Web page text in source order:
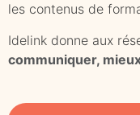
les contenus de
Idelink donne aux
communiquer,